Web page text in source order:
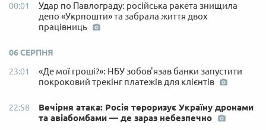
00:01
Удар по Павлограду: російська ракета знищила
депо «Укрпошти» та забрала життя двох
працівниць
06 СЕРПНЯ
23:01
«Де мої гроші?»: НБУ зобов'язав банки запустити
покроковий трекінг платежів для клієнтів
22:58
Вечірня атака: Росія тероризує Україну дронами
та авіабомбами — де зараз небезпечно